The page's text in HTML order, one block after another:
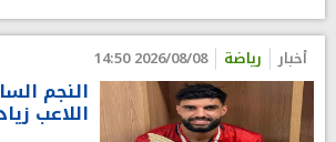
أخبار رياضة 2026/08/08 14:50
النجم
اللاعب